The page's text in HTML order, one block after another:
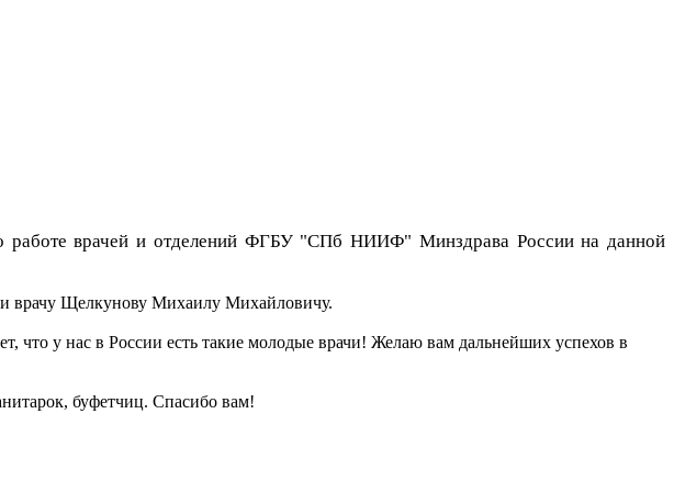
работе врачей и отделений ФГБУ "СПб НИИФ" Минздрава России на данной
и врачу Щелкунову Михаилу Михайловичу.
что у нас в России есть такие молодые врачи! Желаю вам дальнейших успехов в
буфетчиц. Спасибо вам!